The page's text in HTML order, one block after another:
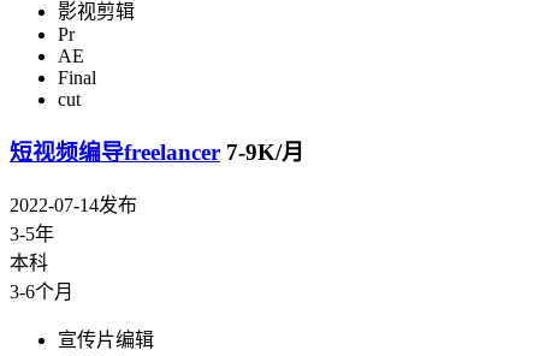
影视剪辑
Pr
AE
Final
cut
短视频编导freelancer 7-9K/月
2022-07-14发布
3-5年
本科
3-6个月
宣传片编辑